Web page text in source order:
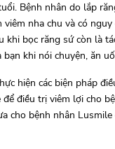
Bệnh nhân do lắp
nha chu và có
bọc răng sứ còn là
khi nói chuyện, ăn
hiện các biện pháp
điều trị viêm lợi cho
cho bệnh nhân